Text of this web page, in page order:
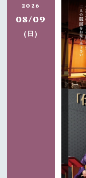
2026
08/09
( 日)